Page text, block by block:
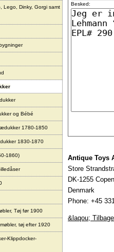
Lego, Dinky, Gorgi samt
og Bébé
1780-1850
1830-1870
1860)
Tøj før 1900
tøj efter 1920
Klippdocker-
Besked:
Antique Toys
Store
DK-1255
Denmark
Phone: +45
&laqou; Tilbage